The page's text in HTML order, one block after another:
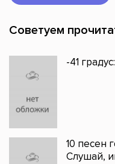
Советуем
-41
10 песен
Слушай,